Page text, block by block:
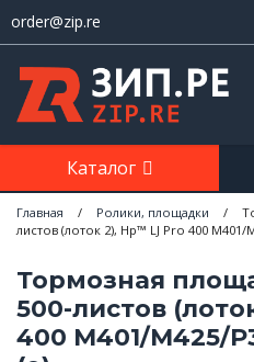
order@zip.re
Каталог
Главная / Ролики, площадки /
листов (лоток 2), Hp™ LJ Pro 400 M401/
Тормозная
500-листов
400 M401/M425/